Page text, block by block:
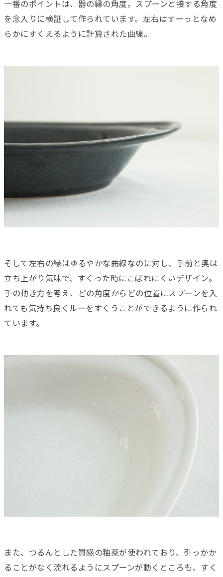
一番のポイントは、器の縁の角度。スプーンと接する角度
を念入りに検証して作られています。左右はすーっとなめ
らかにすくえるように計算された曲線。
そして左右の縁はゆるやかな曲線なのに対し、手前と奥は
立ち上がり気味で、すくった時にこぼれにくいデザイン。
手の動き方を考え、どの角度からどの位置にスプーンを入
れても気持ち良くルーをすくうことができるように作られ
ています。
また、つるんとした質感の釉薬が使われており、引っかか
ることがなく流れるようにスプーンが動くところも、すく